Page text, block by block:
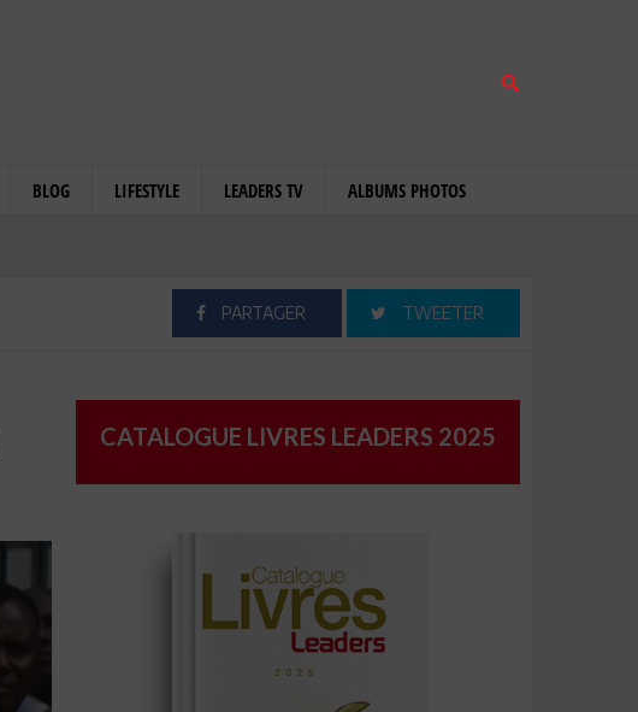
BLOG LIFESTYLE LEADERS TV ALBUMS PHOTOS
PARTAGER TWEETER
CATALOGUE LIVRES LEADERS 2025